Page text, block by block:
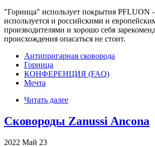
"Горница" использует покрытия PFLUON
используется и российскими и
производителями и хорошо себя
происхождения опасаться не стоит.
Антипригарная сковорода
Горница
КОНФЕРЕНЦИЯ (FAQ)
Мечта
Читать далее
Сковороды Zanussi Ancona
2022 Май 23